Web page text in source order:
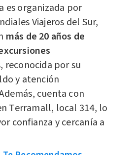
es organizada por
Viajeros del Sur,
más de 20 años de
reconocida por su
y atención
cuenta con
Terramall, local 314, lo
confianza y cercanía a